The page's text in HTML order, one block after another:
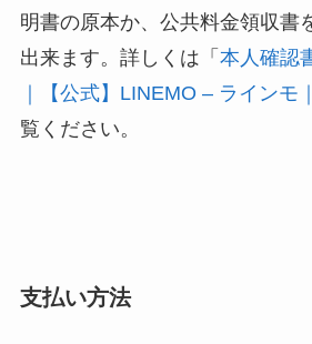
明書の原本か、公共料金領収書
出来ます。詳しくは「 本人確認
｜【公式】LINEMO – ラインモ
覧ください。
支払い方法